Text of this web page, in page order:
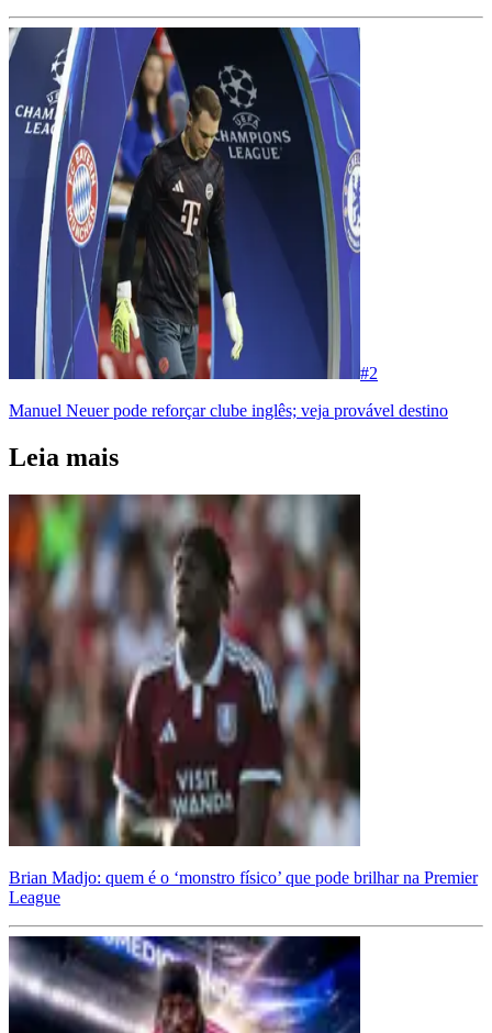
#2
Manuel Neuer pode reforçar clube inglês; veja provável destino
Leia mais
Brian Madjo: quem é o ‘monstro físico’ que pode brilhar na Premier
League